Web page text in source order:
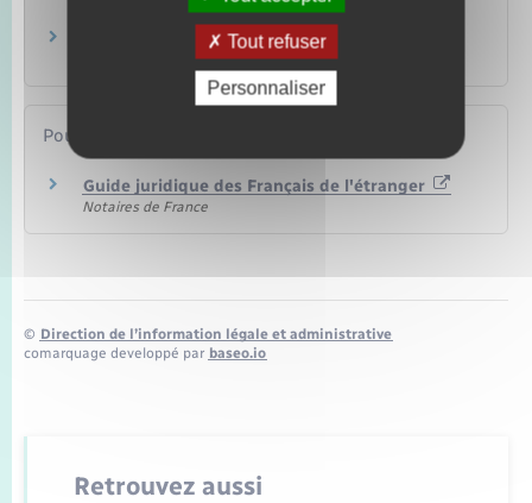
Famille – Scolarité
Séparation de corps
Famille – Scolarité
Pour en savoir plus
Guide juridique des Français de l'étranger
Notaires de France
© Direction de l’information légale et administrative
comarquage developpé par baseo.io
Retrouvez aussi
Tout refuser
Personnaliser